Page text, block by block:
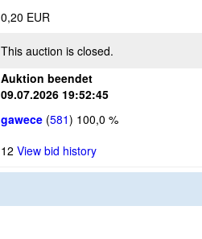
0,20 EUR
This auction is closed.
Auktion beendet
09.07.2026 19:52:45
gawece (581) 100,0 %
12 View bid history